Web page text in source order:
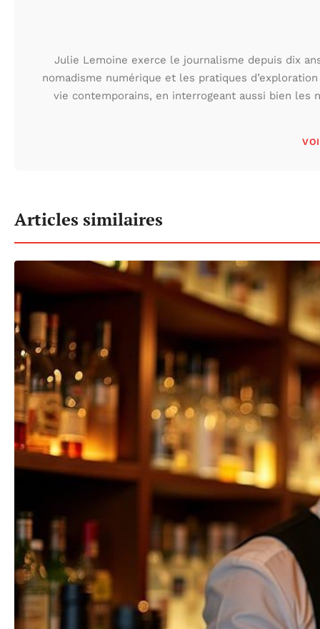
Julie Lemoine exerce le journalisme depuis dix
nomadisme numérique et les pratiques
vie contemporains, en interrogeant aussi bien
Articles similaires